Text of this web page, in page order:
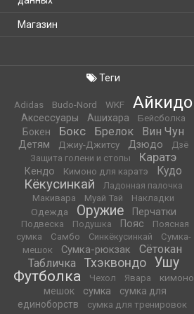
Магазин
Теги
Adidas Budo-Nord WKF Айкидо
Аксессуары Ашихара Бейсболка
Бокен Бокс Брелок Вин Чун
Детям Джиу-Джитсу Дзюдо
Дзё
Защита голени и стопы
Каратэ
Кендо Кимоно для каратэ Кудо
Кёкусинкай
Ладонная палочка
Макивара
Муай Тай Накладки
Одежда Оружие Перчатки
Подвеска Подушка Пояс
Поясная
сумка
Самбо Синкёкусинкай
Сумка-
мешок
Сумка-рюкзак
Сётокан
Табличка
Тхэквондо Ушу
Футболка Чехол Явара
кимоно
мешок
сумка
сумка для
единоборств
сумка для тренировок